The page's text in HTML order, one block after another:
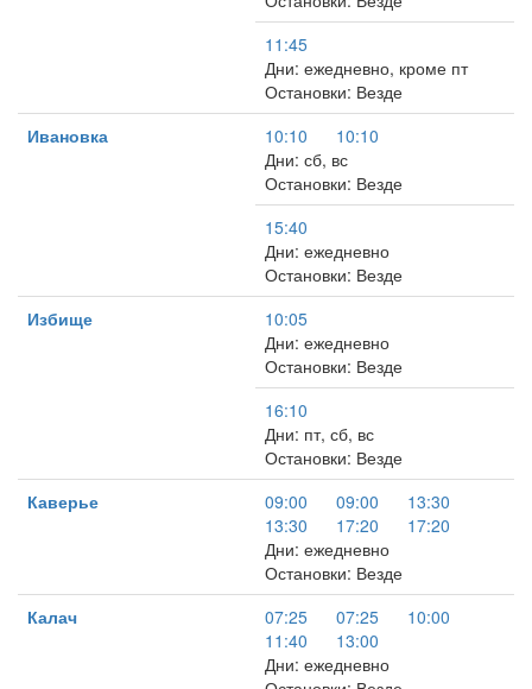
11:45
Дни: ежедневно, кроме пт
Остановки: Везде
Ивановка
10:10
10:10
Дни: сб, вс
Остановки: Везде
15:40
Дни: ежедневно
Остановки: Везде
Избище
10:05
Дни: ежедневно
Остановки: Везде
16:10
Дни: пт, сб, вс
Остановки: Везде
Каверье
09:00 09:00
13:30
13:30
17:20
17:20
Дни: ежедневно
Остановки: Везде
Калач
07:25 07:25
10:00
11:40
13:00
Дни: ежедневно